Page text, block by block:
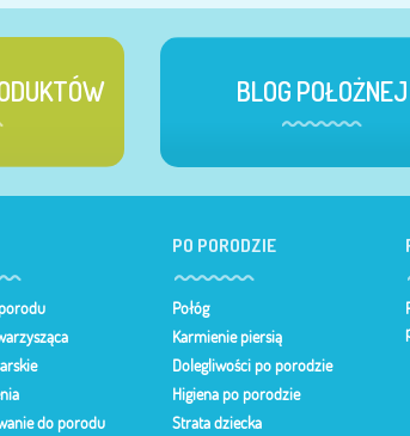
BLOG POŁOŻNEJ
do porodu
PO PORODZIE
Połóg
Karmienie piersią
Dolegliwości po porodzie
Higiena po porodzie
Strata dziecka